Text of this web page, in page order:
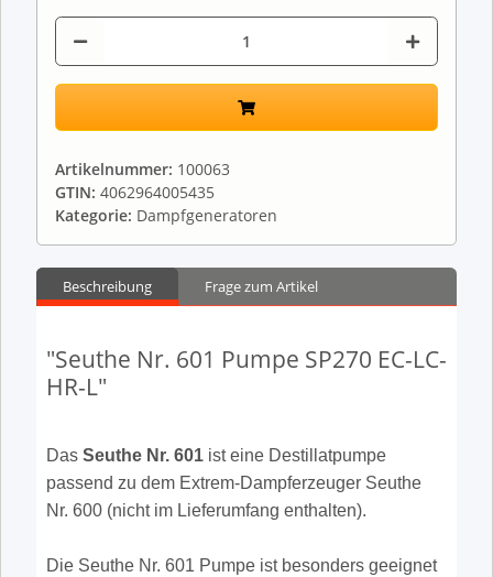
Artikelnummer: 100063
GTIN: 4062964005435
Kategorie: Dampfgeneratoren
Beschreibung Frage zum Artikel
"Seuthe Nr. 601 Pumpe SP270 EC-LC-
HR-L"
Das Seuthe Nr. 601ist eine Destillatpumpe
passend zu dem Extrem-Dampferzeuger Seuthe
Nr. 600 (nicht im Lieferumfang enthalten).
Die Seuthe Nr. 601 Pumpe ist besonders geeignet